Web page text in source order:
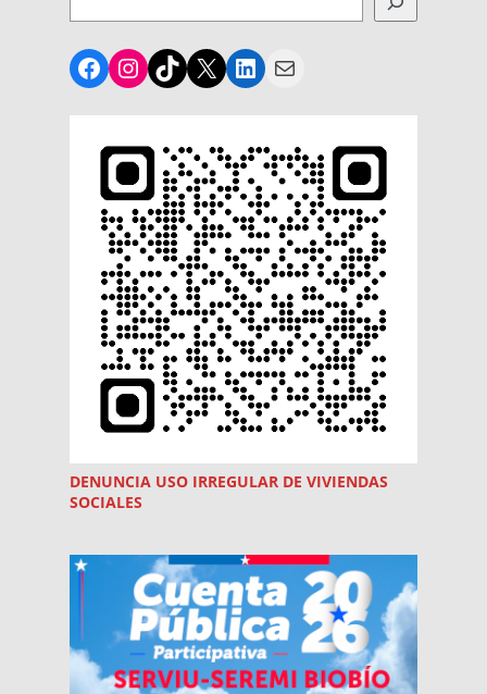
Facebook
Instagram
TikTok
X LinkedIn
Mail
DENUNCIA USO IRREGULAR DE VIVIENDAS
SOCIALES